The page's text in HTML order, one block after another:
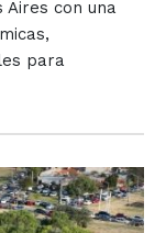
Aires con una
para